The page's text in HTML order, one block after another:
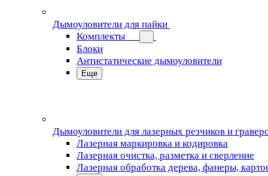
Дымоуловители для пайки
Комплекты
Блоки
Антистатические дымоуловители
Еще
Дымоуловители для лазерных резчиков и
Лазерная маркировка и кодировка
Лазерная очистка, разметка и сверление
Лазерная обработка дерева, фанеры,